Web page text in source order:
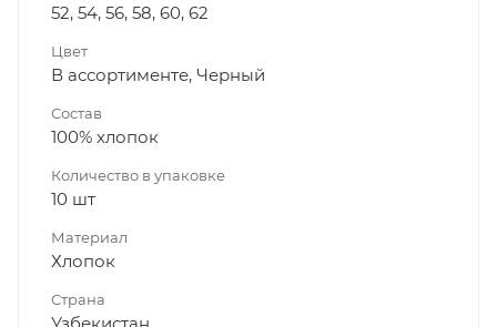
52, 54, 56, 58, 60, 62
Цвет
В ассортименте, Черный
Состав
100% хлопок
Количество в упаковке
10 шт
Материал
Хлопок
Страна